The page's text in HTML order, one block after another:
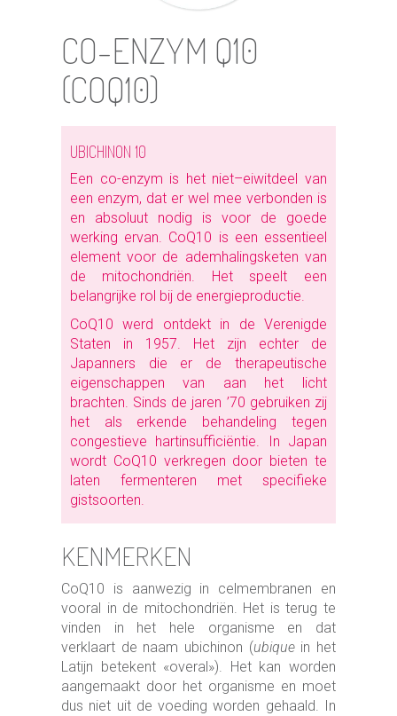
CO-ENZYM Q10
(COQ10)
UBICHINON 10
Een co-enzym is het niet–eiwitdeel van
een enzym, dat er wel mee verbonden is
en absoluut nodig is voor de goede
werking ervan. CoQ10 is een essentieel
element voor de ademhalingsketen van
de mitochondriën. Het speelt een
belangrijke rol bij de energieproductie.
CoQ10 werd ontdekt in de Verenigde
Staten in 1957. Het zijn echter de
Japanners die er de therapeutische
eigenschappen van aan het licht
brachten. Sinds de jaren ’70 gebruiken zij
het als erkende behandeling tegen
congestieve hartinsufficiëntie. In Japan
wordt CoQ10 verkregen door bieten te
laten fermenteren met specifieke
gistsoorten.
KENMERKEN
CoQ10 is aanwezig in celmembranen en
vooral in de mitochondriën. Het is terug te
vinden in het hele organisme en dat
verklaart de naam ubichinon (ubique in het
Latijn betekent «overal»). Het kan worden
aangemaakt door het organisme en moet
dus niet uit de voeding worden gehaald. In